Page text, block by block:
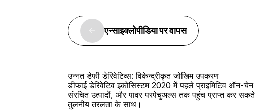
एन्साइक्लोपीडिया पर वापस
उन्नत डेफी डेरिवेटिव्स: विकेन्द्रीकृत जोखिम उपकरण
डीफाई डेरिवेटिव इकोसिस्टम 2020 में पहले प्राइमिटिव ऑन-
संरचित उत्पादों, और पावर परपेचुअल्स तक पहुंच प्राप्त कर
तुलनीय तरलता के साथ।